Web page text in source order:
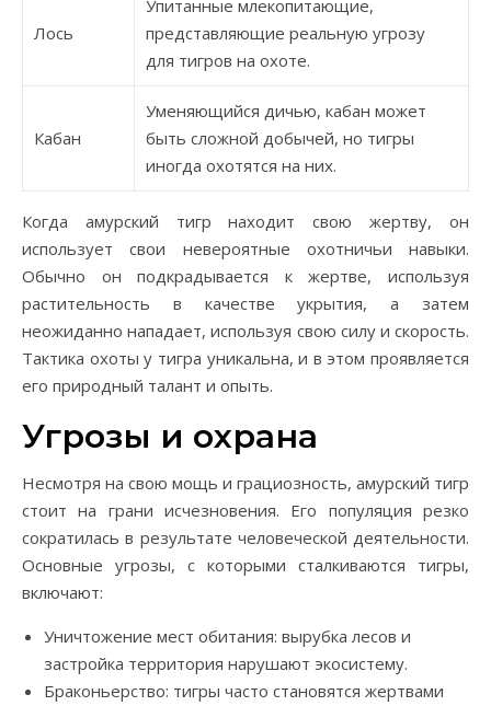
Лось
Упитанные млекопитающие,
представляющие реальную угрозу
для тигров на охоте.
Кабан
Уменяющийся дичью, кабан может
быть сложной добычей, но тигры
иногда охотятся на них.
Когда амурский тигр находит свою жертву, он
использует свои невероятные охотничьи навыки.
Обычно он подкрадывается к жертве, используя
растительность в качестве укрытия, а затем
неожиданно нападает, используя свою силу и скорость.
Тактика охоты у тигра уникальна, и в этом проявляется
его природный талант и опыть.
Угрозы и охрана
Несмотря на свою мощь и грациозность, амурский тигр
стоит на грани исчезновения. Его популяция резко
сократилась в результате человеческой деятельности.
Основные угрозы, с которыми сталкиваются тигры,
включают:
Уничтожение мест обитания: вырубка лесов и
застройка территория нарушают экосистему.
Браконьерство: тигры часто становятся жертвами